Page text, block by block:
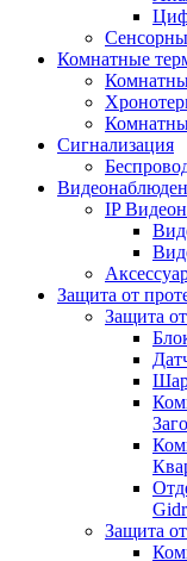
Комнатные
Сигнализация
IP
Защита от
Защита
Защита